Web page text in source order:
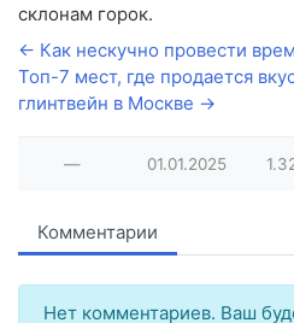
склонам горок.
← Как нескучно провести
Топ-7 мест, где продается
глинтвейн в Москве →
— 01.01.2025
Комментарии
Нет комментариев. Ваш